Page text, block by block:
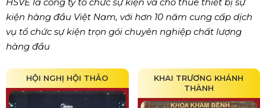
kiện hàng đầu Việt Nam, với hơn 10 năm cung cấp dịch
vụ tổ chức sự kiện trọn gói chuyên nghiệp chất lượng
hàng đầu
HỘI NGHỊ HỘI THẢO
KHAI TRƯƠNG KHÁNH
THÀNH